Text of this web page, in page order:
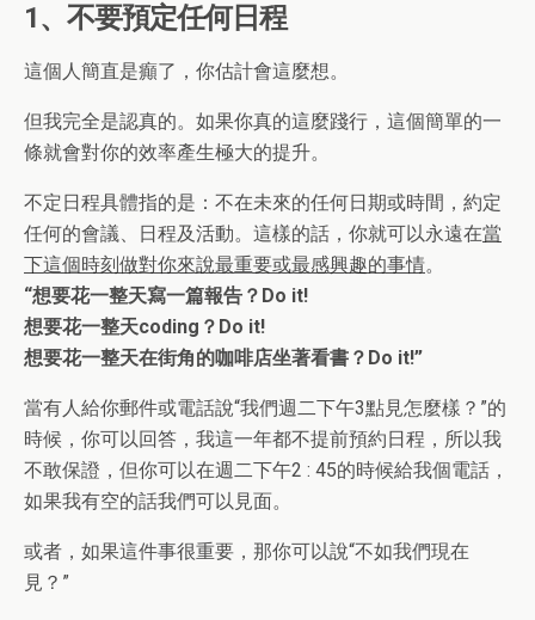
1、不要預定任何日程
這個人簡直是癲了，你估計會這麼想。
但我完全是認真的。如果你真的這麼踐行，這個簡單的一
條就會對你的效率產生極大的提升。
不定日程具體指的是：不在未來的任何日期或時間，約定
任何的會議、日程及活動。這樣的話，你就可以永遠在當
下這個時刻做對你來說最重要或最感興趣的事情。
“想要花一整天寫一篇報告？Do it!
想要花一整天coding？Do it!
想要花一整天在街角的咖啡店坐著看書？Do it!”
當有人給你郵件或電話說“我們週二下午3點見怎麼樣？”的
時候，你可以回答，我這一年都不提前預約日程，所以我
不敢保證，但你可以在週二下午2 : 45的時候給我個電話，
如果我有空的話我們可以見面。
或者，如果這件事很重要，那你可以說“不如我們現在
見？”